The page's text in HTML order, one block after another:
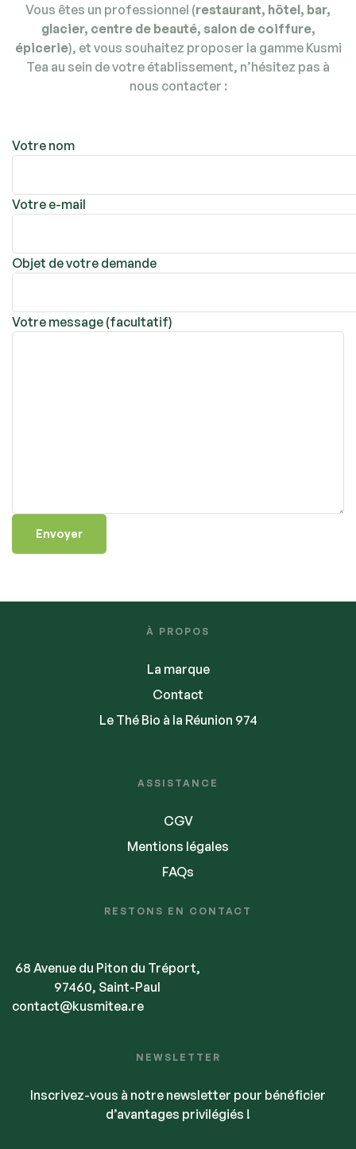
Vous êtes un professionnel (restaurant, hôtel, bar,
glacier, centre de beauté, salon de coiffure,
épicerie), et vous souhaitez proposer la gamme Kusmi
Tea au sein de votre établissement, n’hésitez pas à
nous contacter :
Votre nom
Votre e-mail
Objet de votre demande
Votre message (facultatif)
À PROPOS
La marque
Contact
Le Thé Bio à la Réunion 974
ASSISTANCE
CGV
Mentions légales
FAQs
RESTONS EN CONTACT
68 Avenue du Piton du Tréport,
97460, Saint-Paul
contact@kusmitea.re
NEWSLETTER
Inscrivez-vous à notre newsletter pour bénéficier
d’avantages privilégiés !